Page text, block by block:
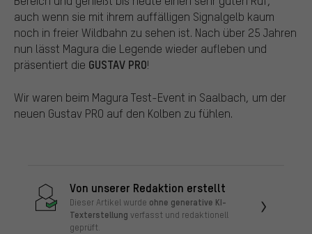
auch wenn sie mit ihrem auffälligen Signalgelb kaum
noch in freier Wildbahn zu sehen ist. Nach über 25 Jahren
nun lässt Magura die Legende wieder aufleben und
präsentiert die GUSTAV PRO!
Wir waren beim Magura Test-Event in Saalbach, um der
neuen Gustav PRO auf den Kolben zu fühlen.
Von unserer Redaktion erstellt
Dieser Artikel wurde ohne generative KI-
Texterstellung verfasst und redaktionell
geprüft.